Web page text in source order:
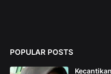
POPULAR POSTS